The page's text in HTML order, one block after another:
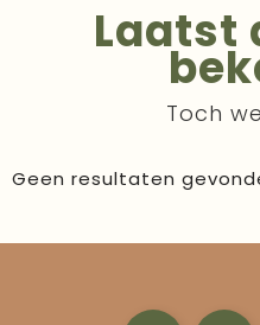
Laatst
Toch
Geen resultaten